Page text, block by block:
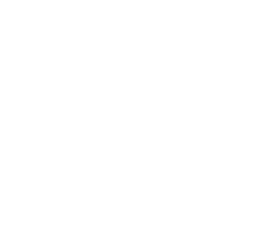
la razón. Persuadido por la
viene de lo alto, se
tal punto con Cristo que no
su vida en el martirio.
la verdad, servidor de la
región de Siquem, en
padres fueron paganos de
le otorgaron una educación
Filosofía y Letras, lo que le